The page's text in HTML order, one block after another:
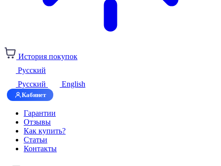
История покупок
Русский
Русский
English
Кабинет
Гарантии
Отзывы
Как купить?
Статьи
Контакты